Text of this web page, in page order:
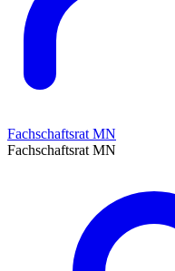
Fachschaftsrat MN
Fachschaftsrat MN